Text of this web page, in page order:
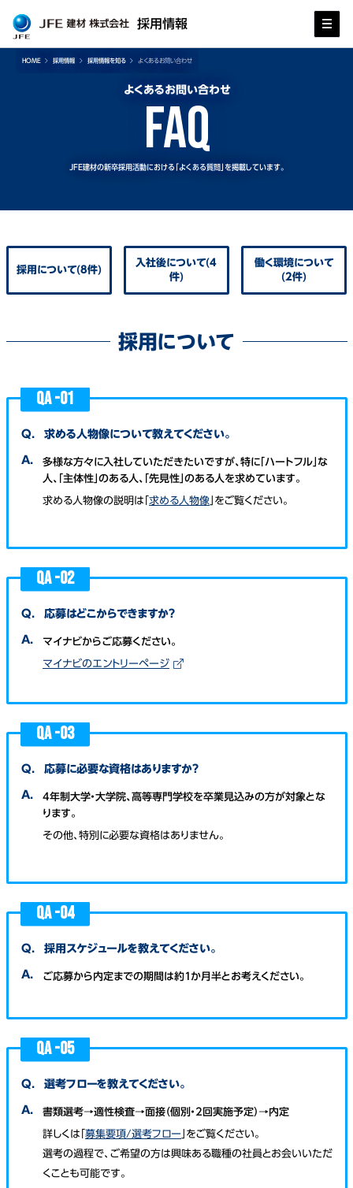
採用情報
HOME 採用情報 採用情報を知る よくあるお問い合わせ
よくあるお問い合わせ
FAQ
JFE建材の新卒採用活動における「よくある質問」を掲載しています。
採用について(8件)
入社後について(4
件)
働く環境について
(2件)
採用について
QA -01
Q. 求める人物像について教えてください。
A.
多様な方々に入社していただきたいですが、特に「ハートフル」な
人、「主体性」のある人、「先見性」のある人を求めています。
求める人物像の説明は「 求める人物像」をご覧ください。
QA -02
Q. 応募はどこからできますか？
A. マイナビからご応募ください。
マイナビのエントリーページ
QA -03
Q. 応募に必要な資格はありますか？
A.
4年制大学・大学院、高等専門学校を卒業見込みの方が対象とな
ります。
その他、特別に必要な資格はありません。
QA -04
Q. 採用スケジュールを教えてください。
A. ご応募から内定までの期間は約１か月半とお考えください。
QA -05
Q. 選考フローを教えてください。
A. 書類選考→適性検査→面接（個別・2回実施予定）→内定
詳しくは「 募集要項/選考フロー 」をご覧ください。
選考の過程で、ご希望の方は興味ある職種の社員とお会いいただ
くことも可能です。